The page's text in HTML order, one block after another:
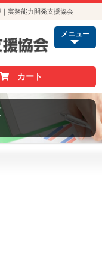
実務能力開発支援協会
メニュー
カート